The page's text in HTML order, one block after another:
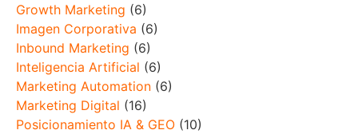
Growth Marketing (6)
Imagen Corporativa (6)
Inbound Marketing (6)
Inteligencia Artificial (6)
Marketing Automation (6)
Marketing Digital (16)
Posicionamiento IA & GEO (10)